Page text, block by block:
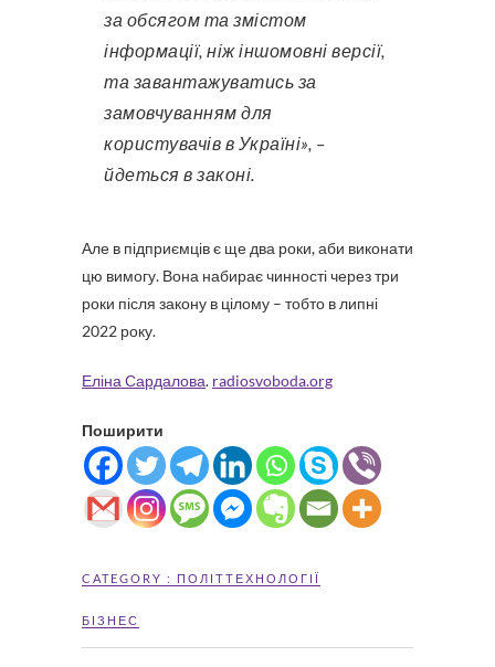
за обсягом та змістом
інформації, ніж іншомовні версії,
та завантажуватись за
замовчуванням для
користувачів в Україні», –
йдеться в законі.
Але в підприємців є ще два роки, аби виконати
цю вимогу. Вона набирає чинності через три
роки після закону в цілому – тобто в липні
2022 року.
Еліна Сардалова. radiosvoboda.org
Поширити
CATEGORY : ПОЛІТТЕХНОЛОГІЇ
БІЗНЕС